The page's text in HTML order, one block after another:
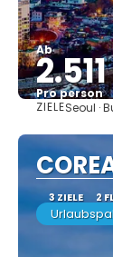
Ab
Pro person
ZIELESeoul ·
3 ZIELE 2